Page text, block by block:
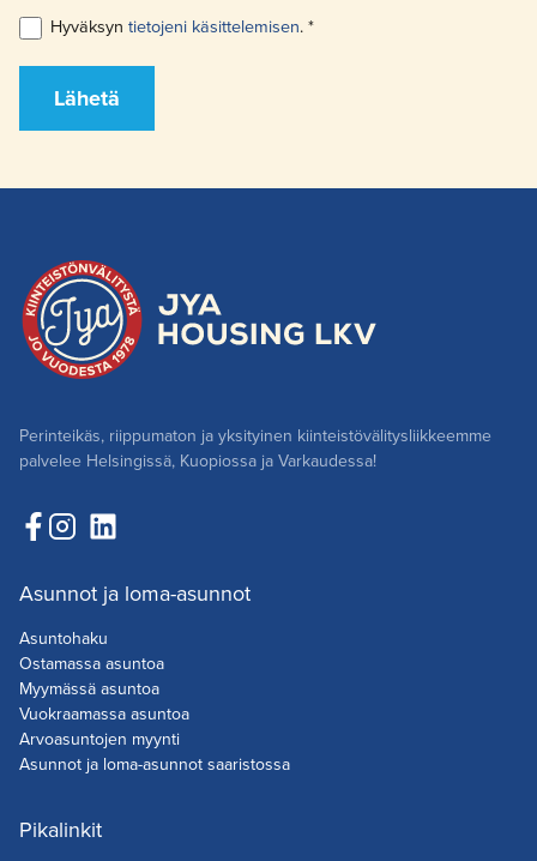
Hyväksyn tietojeni käsittelemisen. *
Lähetä
Perinteikäs, riippumaton ja yksityinen kiinteistövälitysliikkeemme
palvelee Helsingissä, Kuopiossa ja Varkaudessa!
Asunnot ja loma-asunnot
Asuntohaku
Ostamassa asuntoa
Myymässä asuntoa
Vuokraamassa asuntoa
Arvoasuntojen myynti
Asunnot ja loma-asunnot saaristossa
Pikalinkit